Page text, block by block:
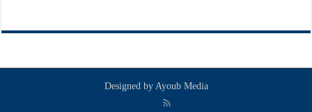
Designed by Ayoub Media